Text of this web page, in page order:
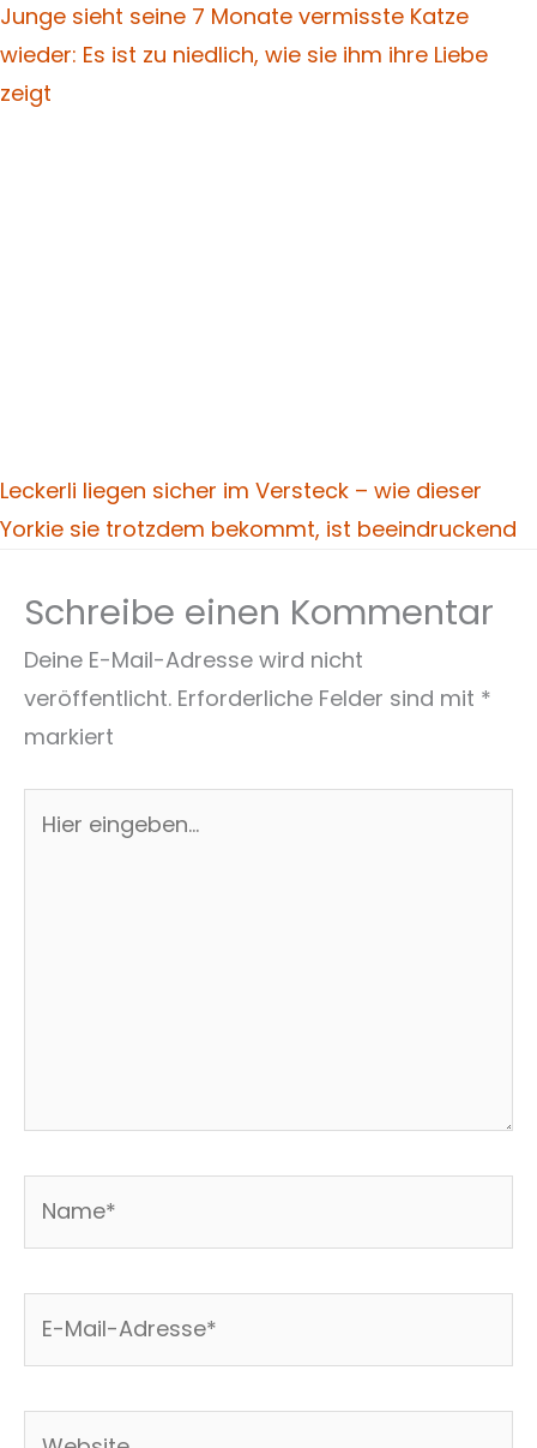
Junge sieht seine 7 Monate vermisste Katze
wieder: Es ist zu niedlich, wie sie ihm ihre Liebe
zeigt
Leckerli liegen sicher im Versteck – wie dieser
Yorkie sie trotzdem bekommt, ist beeindruckend
Schreibe einen Kommentar
Deine E-Mail-Adresse wird nicht
veröffentlicht. Erforderliche Felder sind mit *
markiert
eingeben…